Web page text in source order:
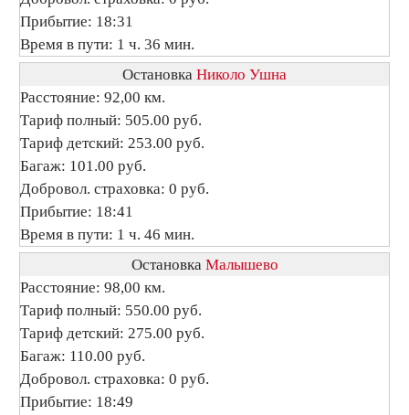
Прибытие: 18:31
Время в пути: 1 ч. 36 мин.
Остановка Николо Ушна
Расстояние: 92,00 км.
Тариф полный: 505.00 руб.
Тариф детский: 253.00 руб.
Багаж: 101.00 руб.
Добровол. страховка: 0 руб.
Прибытие: 18:41
Время в пути: 1 ч. 46 мин.
Остановка Малышево
Расстояние: 98,00 км.
Тариф полный: 550.00 руб.
Тариф детский: 275.00 руб.
Багаж: 110.00 руб.
Добровол. страховка: 0 руб.
Прибытие: 18:49